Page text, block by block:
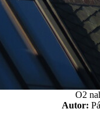
O2
Autor: